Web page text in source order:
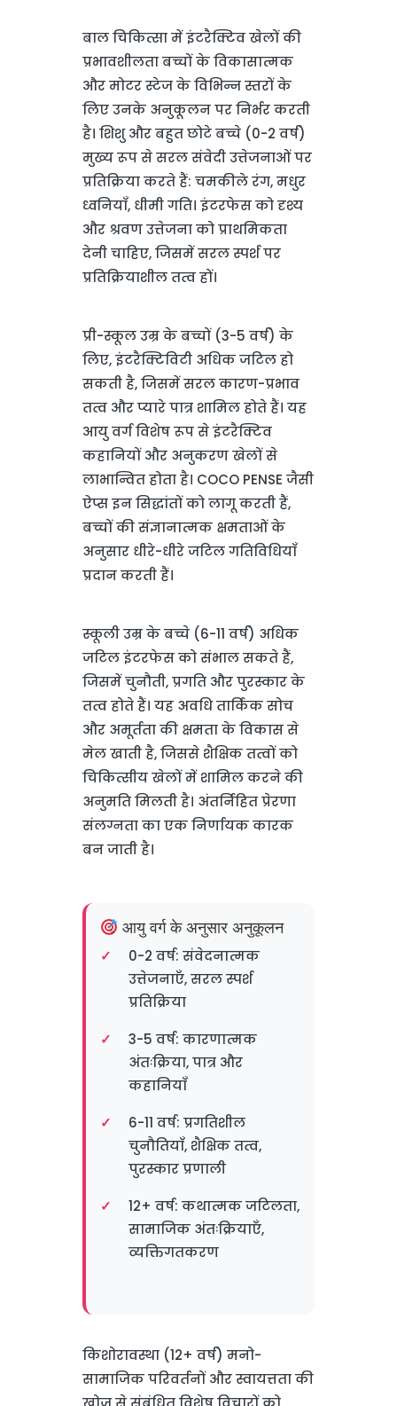
बाल चिकित्सा में इंटरैक्टिव खेलों की
प्रभावशीलता बच्चों के विकासात्मक
और मोटर स्टेज के विभिन्न स्तरों के
लिए उनके अनुकूलन पर निर्भर करती
है। शिशु और बहुत छोटे बच्चे (0-2 वर्ष)
मुख्य रूप से सरल संवेदी उत्तेजनाओं पर
प्रतिक्रिया करते हैं: चमकीले रंग, मधुर
ध्वनियाँ, धीमी गति। इंटरफेस को दृश्य
और श्रवण उत्तेजना को प्राथमिकता
देनी चाहिए, जिसमें सरल स्पर्श पर
प्रतिक्रियाशील तत्व हों।
प्री-स्कूल उम्र के बच्चों (3-5 वर्ष) के
लिए, इंटरैक्टिविटी अधिक जटिल हो
सकती है, जिसमें सरल कारण-प्रभाव
तत्व और प्यारे पात्र शामिल होते हैं। यह
आयु वर्ग विशेष रूप से इंटरैक्टिव
कहानियों और अनुकरण खेलों से
लाभान्वित होता है। COCO PENSE जैसी
ऐप्स इन सिद्धांतों को लागू करती हैं,
बच्चों की संज्ञानात्मक क्षमताओं के
अनुसार धीरे-धीरे जटिल गतिविधियाँ
प्रदान करती हैं।
स्कूली उम्र के बच्चे (6-11 वर्ष) अधिक
जटिल इंटरफेस को संभाल सकते हैं,
जिसमें चुनौती, प्रगति और पुरस्कार के
तत्व होते हैं। यह अवधि तार्किक सोच
और अमूर्तता की क्षमता के विकास से
मेल खाती है, जिससे शैक्षिक तत्वों को
चिकित्सीय खेलों में शामिल करने की
अनुमति मिलती है। अंतर्निहित प्रेरणा
संलग्नता का एक निर्णायक कारक
बन जाती है।
आयु वर्ग के अनुसार अनुकूलन
0-2 वर्ष: संवेदनात्मक
उत्तेजनाएँ, सरल स्पर्श
प्रतिक्रिया
3-5 वर्ष: कारणात्मक
अंतःक्रिया, पात्र और
कहानियाँ
6-11 वर्ष: प्रगतिशील
चुनौतियाँ, शैक्षिक तत्व,
पुरस्कार प्रणाली
12+ वर्ष: कथात्मक जटिलता,
सामाजिक अंतःक्रियाएँ,
व्यक्तिगतकरण
किशोरावस्था (12+ वर्ष) मनो-
सामाजिक परिवर्तनों और स्वायत्तता की